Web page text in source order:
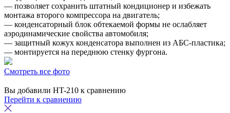
— позволяет сохранить штатный кондиционер и избежать
монтажа второго компрессора на двигатель;
— конденсаторный блок обтекаемой формы не ослабляет
аэродинамические свойства автомобиля;
— защитный кожух конденсатора выполнен из АБС-пластика;
— монтируется на переднюю стенку фургона.
Смотреть все фото
Вы добавили HT-210 к сравнению
Перейти к сравнению